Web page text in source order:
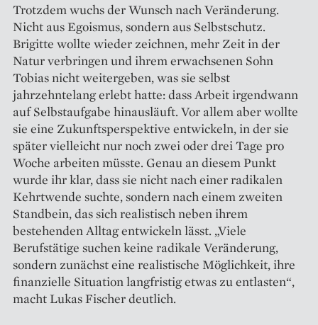
Trotzdem wuchs der Wunsch nach Veränderung.
Nicht aus Egoismus, sondern aus Selbstschutz.
Brigitte wollte wieder zeichnen, mehr Zeit in der
Natur verbringen und ihrem erwachsenen Sohn
Tobias nicht weitergeben, was sie selbst
jahrzehntelang erlebt hatte: dass Arbeit irgendwann
auf Selbstaufgabe hinausläuft. Vor allem aber wollte
sie eine Zukunftsperspektive entwickeln, in der sie
später vielleicht nur noch zwei oder drei Tage pro
Woche arbeiten müsste. Genau an diesem Punkt
wurde ihr klar, dass sie nicht nach einer radikalen
Kehrtwende suchte, sondern nach einem zweiten
Standbein, das sich realistisch neben ihrem
bestehenden Alltag entwickeln lässt. „Viele
Berufstätige suchen keine radikale Veränderung,
sondern zunächst eine realistische Möglichkeit, ihre
finanzielle Situation langfristig etwas zu entlasten“,
macht Lukas Fischer deutlich.